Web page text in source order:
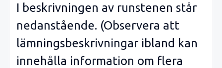
I beskrivningen av runstenen står
nedanstående. (Observera att
lämningsbeskrivningar ibland kan
innehålla information om flera